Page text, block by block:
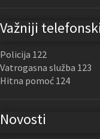
Važniji
Policija 122
Vatrogasna služba 123
Hitna pomoć 124
Novosti